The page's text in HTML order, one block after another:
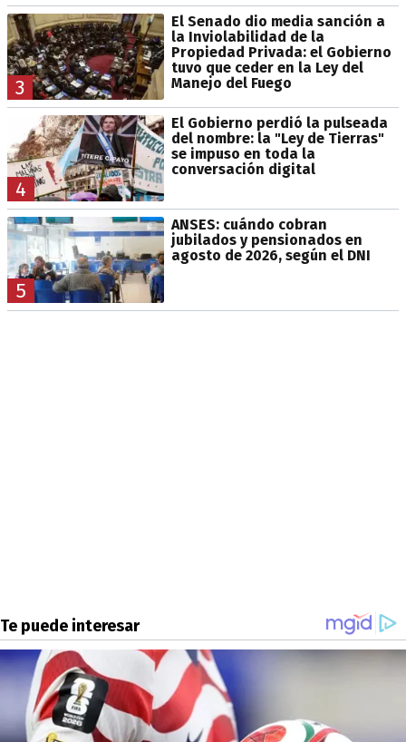
3
El Senado dio media sanción a
la Inviolabilidad de la
Propiedad Privada: el Gobierno
tuvo que ceder en la Ley del
Manejo del Fuego
4
El Gobierno perdió la pulseada
del nombre: la "Ley de Tierras"
se impuso en toda la
conversación digital
5
ANSES: cuándo cobran
jubilados y pensionados en
agosto de 2026, según el DNI